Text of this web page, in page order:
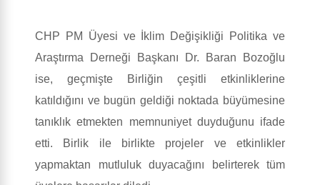
CHP PM Üyesi ve İklim Değişikliği Politika ve
Araştırma Derneği Başkanı Dr. Baran Bozoğlu
ise, geçmişte Birliğin çeşitli etkinliklerine
katıldığını ve bugün geldiği noktada büyümesine
tanıklık etmekten memnuniyet duyduğunu ifade
etti. Birlik ile birlikte projeler ve etkinlikler
yapmaktan mutluluk duyacağını belirterek tüm